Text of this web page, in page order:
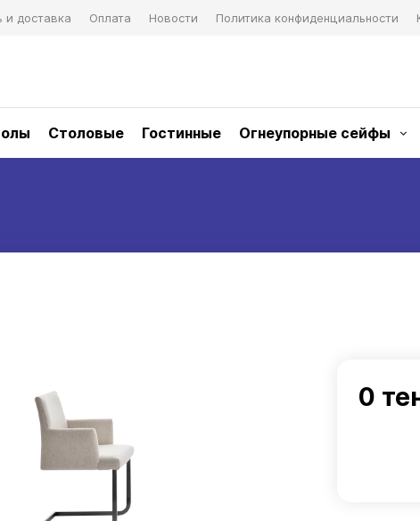
и доставка Оплата Новости Политика конфиденциальности
Столовые Гостинные Огнеупорные сейфы
0